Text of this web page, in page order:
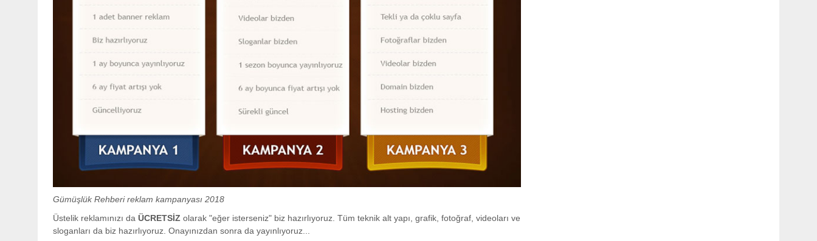
Gümüşlük Rehberi reklam kampanyası 2018
Üstelik reklamınızı da ÜCRETSİZ olarak "eğer isterseniz" biz hazırlıyoruz. Tüm teknik alt yapı, grafik, fotoğraf, videoları ve
sloganları da biz hazırlıyoruz. Onayınızdan sonra da yayınlıyoruz...